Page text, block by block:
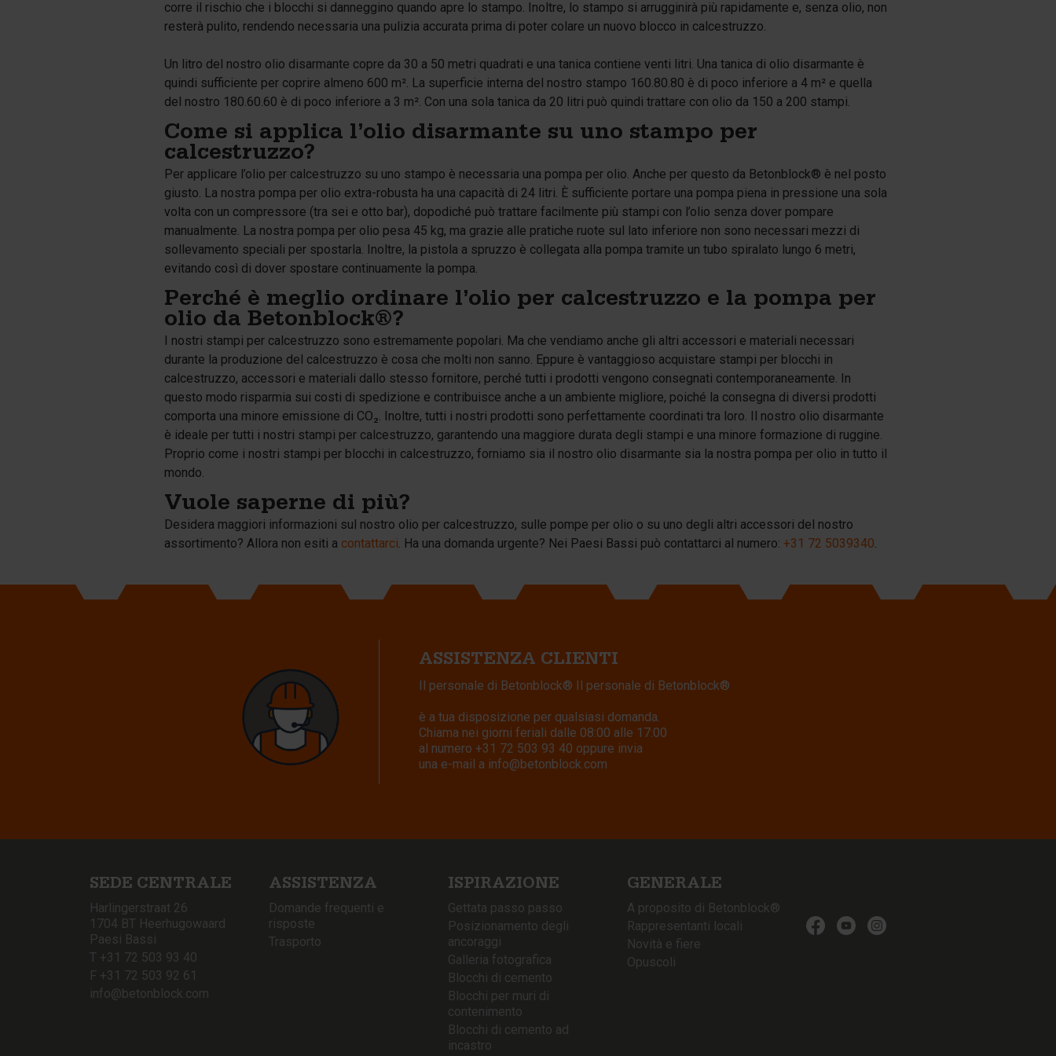
corre il rischio che i blocchi si danneggino quando apre lo stampo. Inoltre, lo stampo si arrugginirà più rapidamente e, senza olio, non
resterà pulito, rendendo necessaria una pulizia accurata prima di poter colare un nuovo blocco in calcestruzzo.
Un litro del nostro olio disarmante copre da 30 a 50 metri quadrati e una tanica contiene venti litri. Una tanica di olio disarmante è
quindi sufficiente per coprire almeno 600 m². La superficie interna del nostro stampo 160.80.80 è di poco inferiore a 4 m² e quella
del nostro 180.60.60 è di poco inferiore a 3 m². Con una sola tanica da 20 litri può quindi trattare con olio da 150 a 200 stampi.
Come si applica l’olio disarmante su uno stampo per
calcestruzzo?
Per applicare l’olio per calcestruzzo su uno stampo è necessaria una pompa per olio. Anche per questo da Betonblock® è nel posto
giusto. La nostra pompa per olio extra-robusta ha una capacità di 24 litri. È sufficiente portare una pompa piena in pressione una sola
volta con un compressore (tra sei e otto bar), dopodiché può trattare facilmente più stampi con l’olio senza dover pompare
manualmente. La nostra pompa per olio pesa 45 kg, ma grazie alle pratiche ruote sul lato inferiore non sono necessari mezzi di
sollevamento speciali per spostarla. Inoltre, la pistola a spruzzo è collegata alla pompa tramite un tubo spiralato lungo 6 metri,
evitando così di dover spostare continuamente la pompa.
Perché è meglio ordinare l’olio per calcestruzzo e la pompa per
olio da Betonblock®?
I nostri stampi per calcestruzzo sono estremamente popolari. Ma che vendiamo anche gli altri accessori e materiali necessari
durante la produzione del calcestruzzo è cosa che molti non sanno. Eppure è vantaggioso acquistare stampi per blocchi in
calcestruzzo, accessori e materiali dallo stesso fornitore, perché tutti i prodotti vengono consegnati contemporaneamente. In
questo modo risparmia sui costi di spedizione e contribuisce anche a un ambiente migliore, poiché la consegna di diversi prodotti
comporta una minore emissione di CO₂. Inoltre, tutti i nostri prodotti sono perfettamente coordinati tra loro. Il nostro olio disarmante
è ideale per tutti i nostri stampi per calcestruzzo, garantendo una maggiore durata degli stampi e una minore formazione di ruggine.
Proprio come i nostri stampi per blocchi in calcestruzzo, forniamo sia il nostro olio disarmante sia la nostra pompa per olio in tutto il
mondo.
Vuole saperne di più?
Desidera maggiori informazioni sul nostro olio per calcestruzzo, sulle pompe per olio o su uno degli altri accessori del nostro
assortimento? Allora non esiti a contattarci. Ha una domanda urgente? Nei Paesi Bassi può contattarci al numero: +31 72 5039340.
ASSISTENZA CLIENTI
Il personale di Betonblock® Il personale di Betonblock®
è a tua disposizione per qualsiasi domanda.
Chiama nei giorni feriali dalle 08:00 alle 17:00
al numero +31 72 503 93 40 oppure invia
una e-mail a info@betonblock.com
SEDE CENTRALE
Harlingerstraat 26
1704 BT Heerhugowaard
Paesi Bassi
T +31 72 503 93 40
F +31 72 503 92 61
info@betonblock.com
ASSISTENZA
Domande frequenti e
risposte
Trasporto
ISPIRAZIONE
Gettata passo passo
Posizionamento degli
ancoraggi
Galleria fotografica
Blocchi di cemento
Blocchi per muri di
contenimento
Blocchi di cemento ad
incastro
GENERALE
A proposito di Betonblock®
Rappresentanti locali
Novità e fiere
Opuscoli